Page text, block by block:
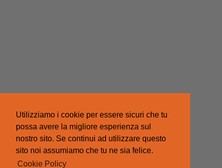
Utilizziamo i cookie per essere sicuri che tu
possa avere la migliore esperienza sul
nostro sito. Se continui ad utilizzare questo
sito noi assumiamo che tu ne sia felice.
Cookie Policy